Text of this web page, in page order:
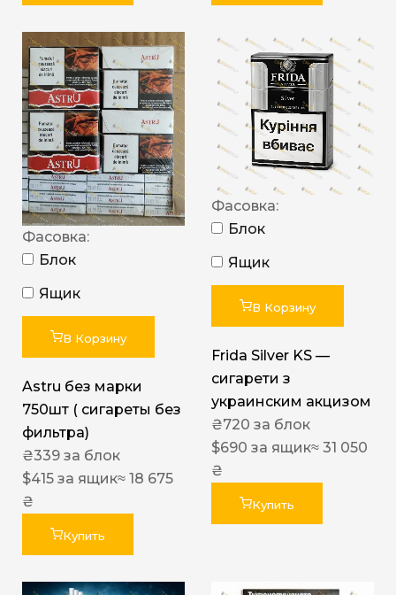
Фасовка:
Блок
Ящик
В Корзину
Astru без марки
750шт ( сигареты без
фильтра)
₴339 за блок
$415 за ящик≈ 18 675
₴
Купить
Фасовка:
Блок
Ящик
В Корзину
Frida Silver KS —
сигарети з
украинским акцизом
₴720 за блок
$690 за ящик≈ 31 050
₴
Купить